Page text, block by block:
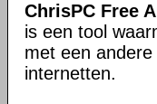
ChrisPC Free
is een tool
met een
internetten.